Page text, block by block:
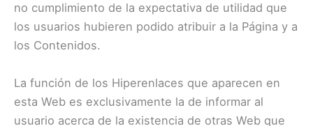
no cumplimiento de la expectativa de utilidad que
los usuarios hubieren podido atribuir a la Página y a
los Contenidos.
La función de los Hiperenlaces que aparecen en
esta Web es exclusivamente la de informar al
usuario acerca de la existencia de otras Web que